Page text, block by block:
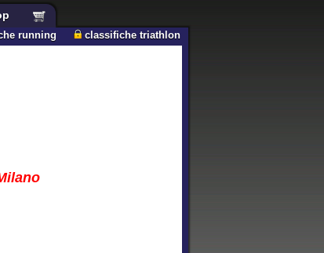
running classifiche triathlon